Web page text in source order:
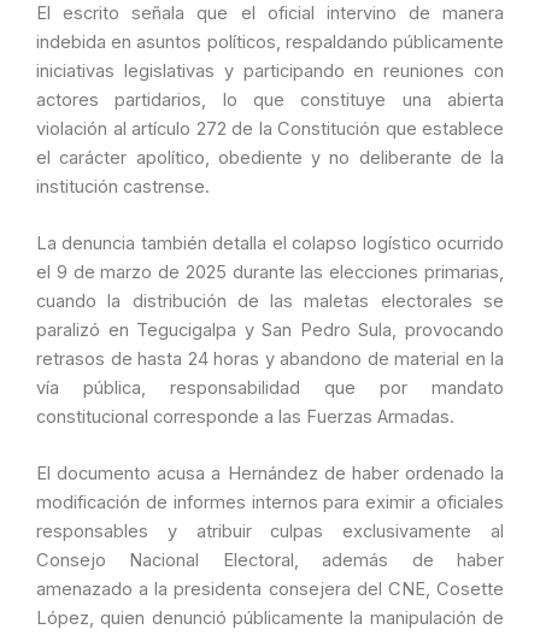
El escrito señala que el oficial intervino de manera
indebida en asuntos políticos, respaldando públicamente
iniciativas legislativas y participando en reuniones con
actores partidarios, lo que constituye una abierta
violación al artículo 272 de la Constitución que establece
el carácter apolítico, obediente y no deliberante de la
institución castrense.
La denuncia también detalla el colapso logístico ocurrido
el 9 de marzo de 2025 durante las elecciones primarias,
cuando la distribución de las maletas electorales se
paralizó en Tegucigalpa y San Pedro Sula, provocando
retrasos de hasta 24 horas y abandono de material en la
vía pública, responsabilidad que por mandato
constitucional corresponde a las Fuerzas Armadas.
El documento acusa a Hernández de haber ordenado la
modificación de informes internos para eximir a oficiales
responsables y atribuir culpas exclusivamente al
Consejo Nacional Electoral, además de haber
amenazado a la presidenta consejera del CNE, Cosette
López, quien denunció públicamente la manipulación de